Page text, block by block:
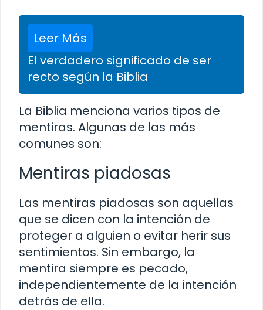
Leer Más
El verdadero significado de ser
recto según la Biblia
La Biblia menciona varios tipos de
mentiras. Algunas de las más
comunes son:
Mentiras piadosas
Las mentiras piadosas son aquellas
que se dicen con la intención de
proteger a alguien o evitar herir sus
sentimientos. Sin embargo, la
mentira siempre es pecado,
independientemente de la intención
detrás de ella.